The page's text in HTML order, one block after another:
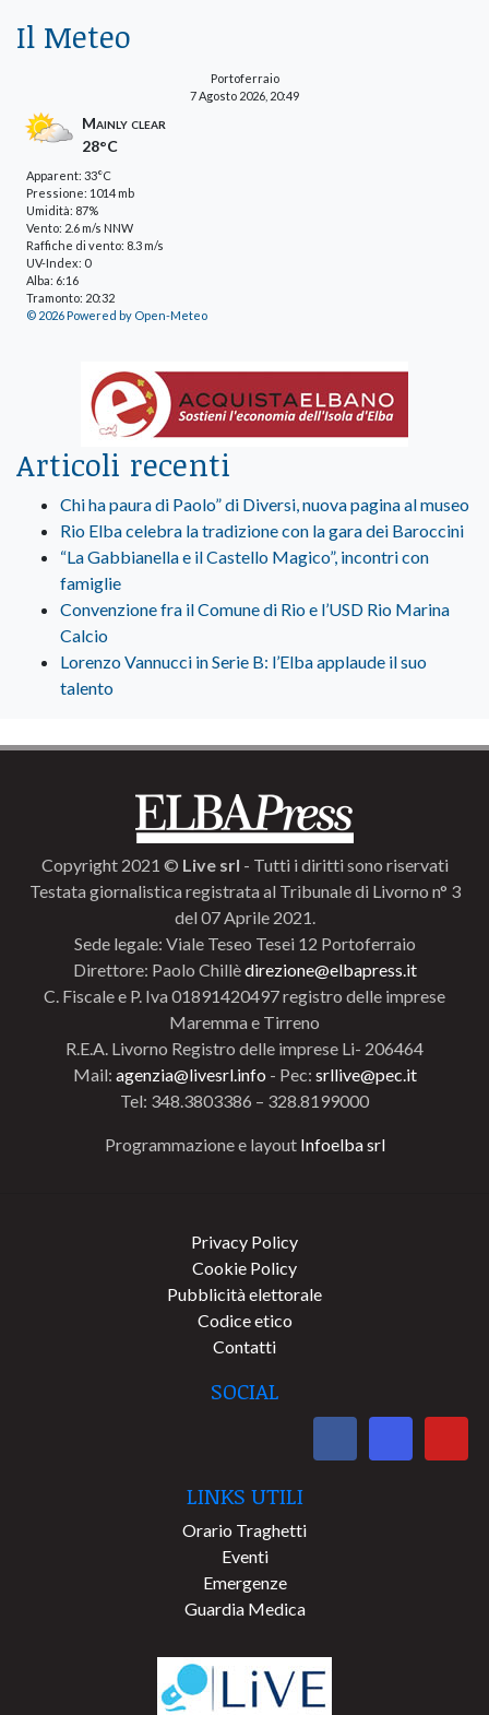
Il Meteo
Portoferraio
7 Agosto 2026, 20:49
Mainly clear
28°C
Apparent: 33°C
Pressione: 1014 mb
Umidità: 87%
Vento: 2.6 m/s NNW
Raffiche di vento: 8.3 m/s
UV-Index: 0
Alba: 6:16
Tramonto: 20:32
© 2026 Powered by Open-Meteo
Articoli recenti
Chi ha paura di Paolo” di Diversi, nuova pagina al museo
Rio Elba celebra la tradizione con la gara dei Baroccini
“La Gabbianella e il Castello Magico”, incontri con
famiglie
Convenzione fra il Comune di Rio e l’USD Rio Marina
Calcio
Lorenzo Vannucci in Serie B: l’Elba applaude il suo
talento
Copyright 2021 © Live srl - Tutti i diritti sono riservati
Testata giornalistica registrata al Tribunale di Livorno n° 3
del 07 Aprile 2021.
Sede legale: Viale Teseo Tesei 12 Portoferraio
Direttore: Paolo Chillèdirezione@elbapress.it
C. Fiscale e P. Iva 01891420497 registro delle imprese
Maremma e Tirreno
R.E.A. Livorno Registro delle imprese Li- 206464
Mail: agenzia@livesrl.info - Pec: srllive@pec.it
Tel: 348.3803386 – 328.8199000
Programmazione e layout Infoelba srl
Privacy Policy
Cookie Policy
Pubblicità elettorale
Codice etico
Contatti
SOCIAL
LINKS UTILI
Orario Traghetti
Eventi
Emergenze
Guardia Medica